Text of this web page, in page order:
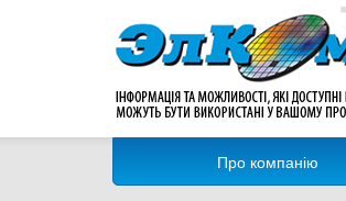
Про компанію